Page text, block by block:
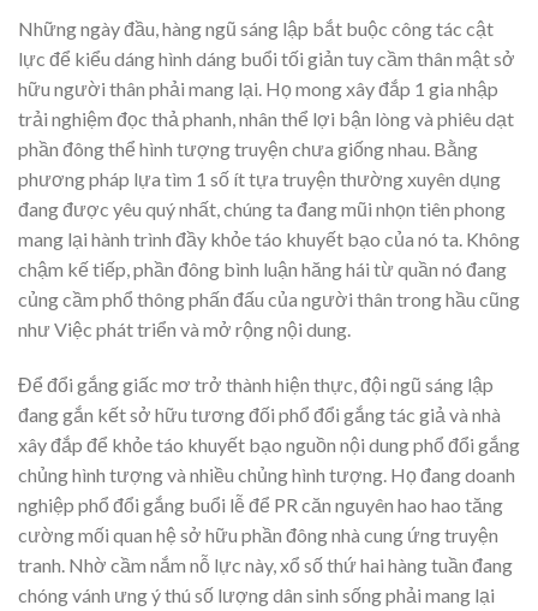
Những ngày đầu, hàng ngũ sáng lập bắt buộc công tác cật
lực để kiểu dáng hình dáng buổi tối giản tuy cầm thân mật sở
hữu người thân phải mang lại. Họ mong xây đắp 1 gia nhập
trải nghiệm đọc thả phanh, nhân thể lợi bận lòng và phiêu dạt
phần đông thể hình tượng truyện chưa giống nhau. Bằng
phương pháp lựa tìm 1 số ít tựa truyện thường xuyên dụng
đang được yêu quý nhất, chúng ta đang mũi nhọn tiên phong
mang lại hành trình đầy khỏe táo khuyết bạo của nó ta. Không
chậm kế tiếp, phần đông bình luận hăng hái từ quần nó đang
củng cầm phổ thông phấn đấu của người thân trong hầu cũng
như Việc phát triển và mở rộng nội dung.
Để đổi gắng giấc mơ trở thành hiện thực, đội ngũ sáng lập
đang gắn kết sở hữu tương đối phổ đổi gắng tác giả và nhà
xây đắp để khỏe táo khuyết bạo nguồn nội dung phổ đổi gắng
chủng hình tượng và nhiều chủng hình tượng. Họ đang doanh
nghiệp phổ đổi gắng buổi lễ để PR căn nguyên hao hao tăng
cường mối quan hệ sở hữu phần đông nhà cung ứng truyện
tranh. Nhờ cầm nắm nỗ lực này, xổ số thứ hai hàng tuần đang
chóng vánh ưng ý thú số lượng dân sinh sống phải mang lại